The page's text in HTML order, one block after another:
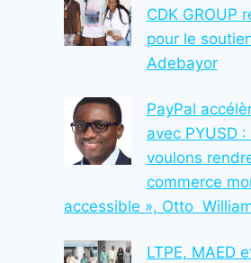
CDK GROUP
pour le
Adebayor
PayPal
avec PYUSD :
voulons
commerce
accessible », Otto
LTPE, MAED